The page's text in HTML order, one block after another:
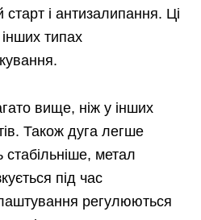
і антизалипання. Ці
типах
вище, ніж у інших
Також дуга легше
стабільніше, метал
під час
регулюються